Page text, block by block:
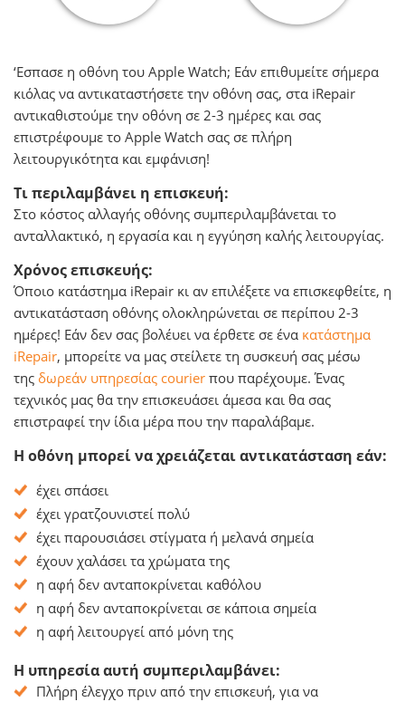
‘Εσπασε η οθόνη του Apple Watch; Εάν επιθυμείτε σήμερα
κιόλας να αντικαταστήσετε την οθόνη σας, στα iRepair
αντικαθιστούμε την οθόνη σε 2-3 ημέρες και σας
επιστρέφουμε το Apple Watch σας σε πλήρη
λειτουργικότητα και εμφάνιση!
Τι περιλαμβάνει η επισκευή:
Στο κόστος αλλαγής οθόνης συμπεριλαμβάνεται το
ανταλλακτικό, η εργασία και η εγγύηση καλής λειτουργίας.
Χρόνος επισκευής:
Όποιο κατάστημα iRepair κι αν επιλέξετε να επισκεφθείτε, η
αντικατάσταση οθόνης ολοκληρώνεται σε περίπου 2-3
ημέρες! Εάν δεν σας βολέυει να έρθετε σε ένα κατάστημα
iRepair, μπορείτε να μας στείλετε τη συσκευή σας μέσω
της δωρεάν υπηρεσίας courier που παρέχουμε. Ένας
τεχνικός μας θα την επισκευάσει άμεσα και θα σας
επιστραφεί την ίδια μέρα που την παραλάβαμε.
Η οθόνη μπορεί να χρειάζεται αντικατάσταση εάν:
έχει σπάσει
έχει γρατζουνιστεί πολύ
έχει παρουσιάσει στίγματα ή μελανά σημεία
έχουν χαλάσει τα χρώματα της
η αφή δεν ανταποκρίνεται καθόλου
η αφή δεν ανταποκρίνεται σε κάποια σημεία
η αφή λειτουργεί από μόνη της
Η υπηρεσία αυτή συμπεριλαμβάνει:
Πλήρη έλεγχο πριν από την επισκευή, για να